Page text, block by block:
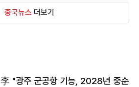
중국뉴스 더보기
李 "광주 군공항 기능, 2028년 중순